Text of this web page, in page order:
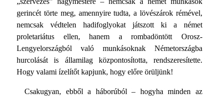
gerincét törte meg, amennyire tudta, a lövészárok rémével,
nemcsak védtelen hadifoglyokat játszott ki a német
proletariátus ellen, hanem a rombadöntött Orosz-
Lengyelországból való munkásoknak Né­metországba
hurcolását is államilag központosította, rendszeresítette.
Hogy valami ízelítőt kapjunk, hogy előre örüljünk!
Csakugyan, ebből a háborúból – hogyha minden az